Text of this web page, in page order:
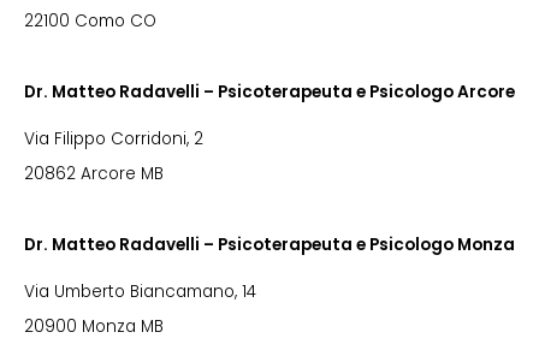
22100 Como CO
Dr. Matteo Radavelli – Psicoterapeuta e Psicologo Arcore
Via Filippo Corridoni, 2
20862 Arcore MB
Dr. Matteo Radavelli – Psicoterapeuta e Psicologo Monza
Via Umberto Biancamano, 14
20900 Monza MB